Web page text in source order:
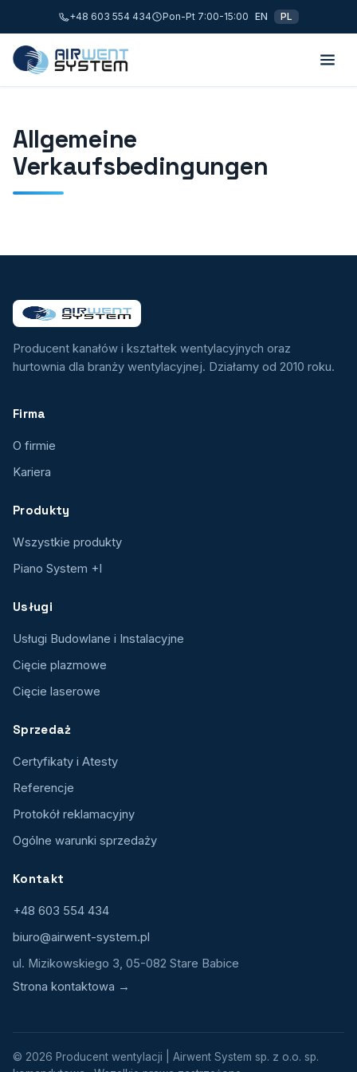
+48 603 554 434 Pon-Pt 7:00-15:00 EN PL
Allgemeine
Verkaufsbedingungen
Producent kanałów i kształtek wentylacyjnych oraz
hurtownia dla branży wentylacyjnej. Działamy od 2010 roku.
Firma
O firmie
Kariera
Produkty
Wszystkie produkty
Piano System +I
Usługi
Usługi Budowlane i Instalacyjne
Cięcie plazmowe
Cięcie laserowe
Sprzedaż
Certyfikaty i Atesty
Referencje
Protokół reklamacyjny
Ogólne warunki sprzedaży
Kontakt
+48 603 554 434
biuro@airwent-system.pl
ul. Mizikowskiego 3, 05-082 Stare Babice
Strona kontaktowa →
© 2026 Producent wentylacji | Airwent System sp. z o.o. sp.